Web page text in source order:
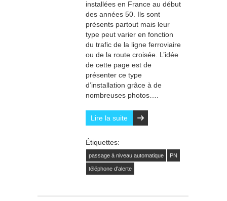
installées en France au début
des années 50. Ils sont
présents partout mais leur
type peut varier en fonction
du trafic de la ligne ferroviaire
ou de la route croisée. L’idée
de cette page est de
présenter ce type
d’installation grâce à de
nombreuses photos….
Lire la suite
Étiquettes:
passage à niveau automatique PN
téléphone d'alerte